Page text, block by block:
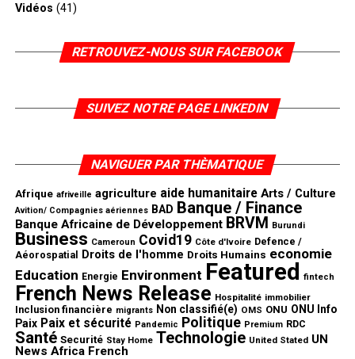
Vidéos (41)
RETROUVEZ-NOUS SUR FACEBOOK
SUIVEZ NOTRE PAGE LINKEDIN
NAVIGUER PAR THÈMATIQUE
Afrique afriveille agriculture aide humanitaire Arts / Culture
Avition/ Compagnies aériennes BAD Banque / Finance
Banque Africaine de Développement BRVM Burundi
Business Cameroun Covid19 Côte d'Ivoire Defence /
Aéorospatial Droits de l'homme Droits Humains economie
Education Energie Environment Featured fintech
French News Release Hospitalité immobilier
Inclusion financière migrants Non classifié(e) OMS ONU ONU Info
Paix Paix et sécurité Pandemic Politique Premium RDC
Santé Securité Stay Home Technologie United Stated UN
News Africa French